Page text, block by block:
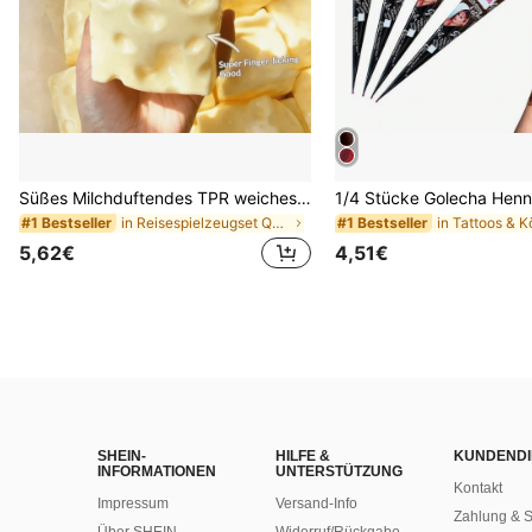
Süßes Milchduftendes TPR weiches quetschbares Dumpling-förmiges Stressabbau-Spielzeug, 5cm niedliches lustiges Quetsch-Stressabbau-Ornament, modisches praktisches Geschenk, geeignet für Geburtstag, Ostern, Halloween, Weihnachten und verschiedene Partygeschenke, stimmungsaufhellend
#1 Bestseller in Reisespielzeugset Quetschspielzeug für Teenager
5,62€
#1 Bestseller in Tattoos &
4,51€
SHEIN-
INFORMATIONEN
Impressum
HILFE &
UNTERSTÜTZUNG
Versand-Info
Kontakt
Zahlung &